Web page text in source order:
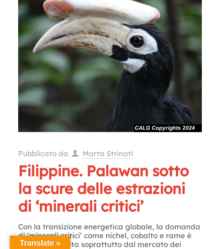
Pubblicato da Marta Strinati
Filippine. Palawan sotto
la scure delle estrazioni
di ‘minerali critici’
Con la transizione energetica globale, la domanda
di ‘minerali critici’ come nichel, cobalto e rame è
esplosa, trainata soprattutto dal mercato dei
Translate »